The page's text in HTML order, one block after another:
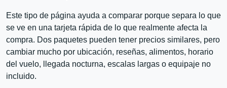
Este tipo de página ayuda a comparar porque separa lo que
se ve en una tarjeta rápida de lo que realmente afecta la
compra. Dos paquetes pueden tener precios similares, pero
cambiar mucho por ubicación, reseñas, alimentos, horario
del vuelo, llegada nocturna, escalas largas o equipaje no
incluido.